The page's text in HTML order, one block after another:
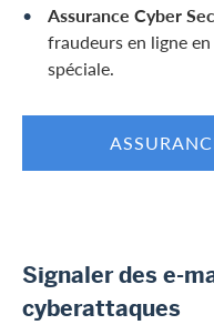
Assurance Cyber
fraudeurs en ligne
spéciale.
Signaler des e-
cyberattaques